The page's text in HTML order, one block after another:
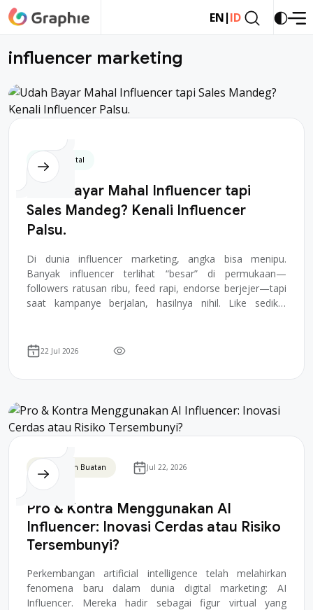
EN|ID
influencer marketing
Bisnis Digital
Udah Bayar Mahal Influencer tapi
Sales Mandeg? Kenali Influencer
Palsu.
Di dunia influencer marketing, angka bisa menipu.
Banyak influencer terlihat “besar” di permukaan—
followers ratusan ribu, feed rapi, endorse berjejer—tapi
saat kampanye berjalan, hasilnya nihil. Like sedikit,
22 Jul 2026
Kecerdasan Buatan Jul 22, 2026
Pro & Kontra Menggunakan AI
Influencer: Inovasi Cerdas atau Risiko
Tersembunyi?
Perkembangan artificial intelligence telah melahirkan
fenomena baru dalam dunia digital marketing: AI
Influencer. Mereka hadir sebagai figur virtual yang